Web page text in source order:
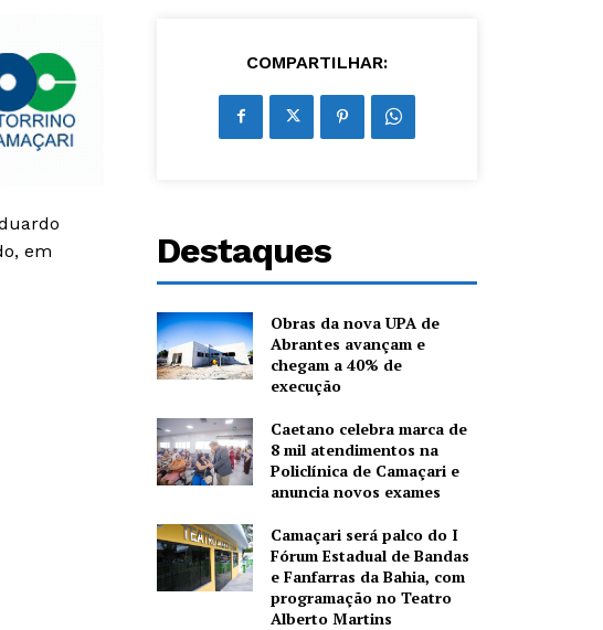
em
COMPARTILHAR:
Destaques
Obras da nova UPA de
Abrantes avançam e
chegam a 40% de
execução
Caetano celebra marca de
8 mil atendimentos na
Policlínica de Camaçari e
anuncia novos exames
Camaçari será palco do I
Fórum Estadual de Bandas
e Fanfarras da Bahia, com
programação no Teatro
Alberto Martins